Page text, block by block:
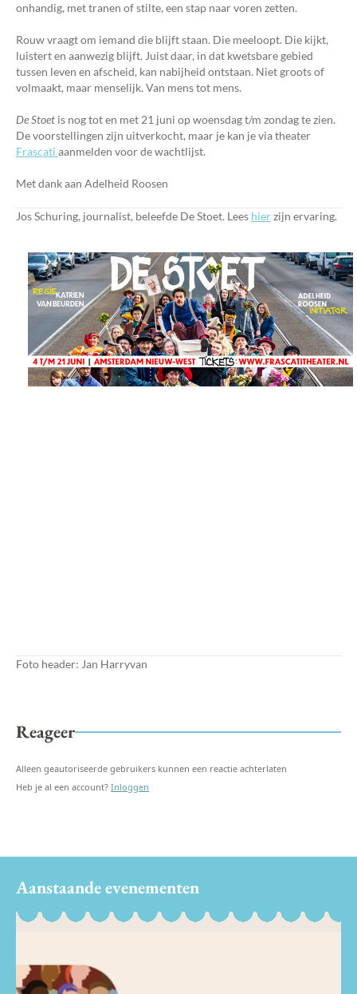
onhandig, met tranen of stilte, een stap naar voren zetten.
Rouw vraagt om iemand die blijft staan. Die meeloopt. Die kijkt,
luistert en aanwezig blijft. Juist daar, in dat kwetsbare gebied
tussen leven en afscheid, kan nabijheid ontstaan. Niet groots of
volmaakt, maar menselijk. Van mens tot mens.
De Stoet is nog tot en met 21 juni op woensdag t/m zondag te zien.
De voorstellingen zijn uitverkocht, maar je kan je via theater
Frascati aanmelden voor de wachtlijst.
Met dank aan Adelheid Roosen
Jos Schuring, journalist, beleefde De Stoet. Lees hierzijn ervaring.
Foto header: Jan Harryvan
Reageer
Alleen geautoriseerde gebruikers kunnen een reactie achterlaten
Heb je al een account? Inloggen
Aanstaande evenementen